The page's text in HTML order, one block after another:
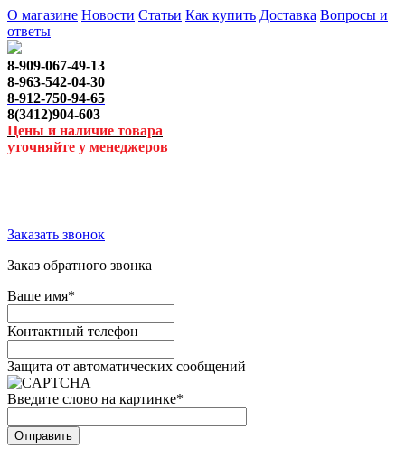
О магазине Новости Статьи Как купить Доставка Вопросы и
ответы
8-909-067-49-13
8-963-542-04-30
8-912-750-94-65
8(3412)904-603
Цены и наличие товара
уточняйте у менеджеров
Заказать звонок
Заказ обратного звонка
Ваше имя*
Контактный телефон
Защита от автоматических сообщений
Введите слово на картинке*